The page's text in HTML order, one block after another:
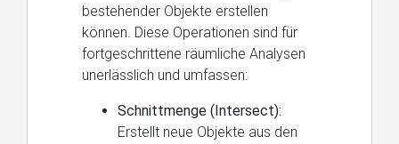
bestehender Objekte erstellen
können. Diese Operationen sind für
fortgeschrittene räumliche Analysen
unerlässlich und umfassen:
Schnittmenge (Intersect):
Erstellt neue Objekte aus den